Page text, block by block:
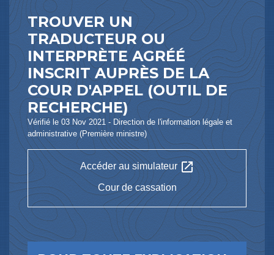
TROUVER UN
TRADUCTEUR OU
INTERPRÈTE AGRÉÉ
INSCRIT AUPRÈS DE LA
COUR D'APPEL (OUTIL DE
RECHERCHE)
Vérifié le 03 Nov 2021 - Direction de l'information légale et
administrative (Première ministre)
Accéder au simulateuropen_in_new
Cour de cassation